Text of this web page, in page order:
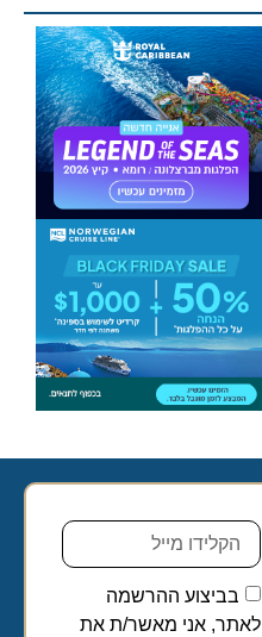
בביצוע ההרשמה
לאתר, אני מאשר/ת את